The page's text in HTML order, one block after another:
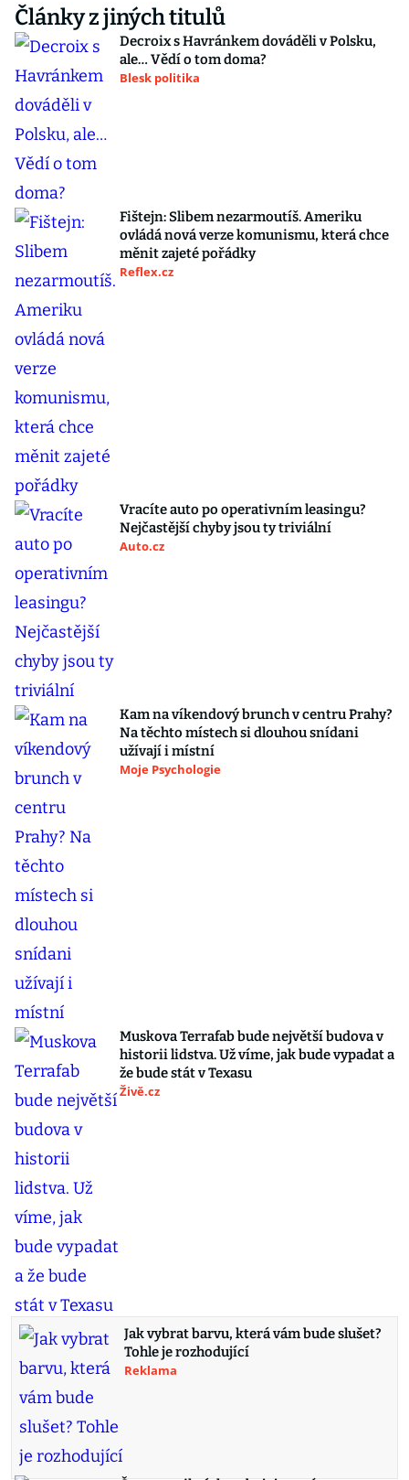
Články z jiných titulů
Decroix s Havránkem dováděli v Polsku,
ale… Vědí o tom doma?
Blesk politika
Fištejn: Slibem nezarmoutíš. Ameriku
ovládá nová verze komunismu, která chce
měnit zajeté pořádky
Reflex.cz
Vracíte auto po operativním leasingu?
Nejčastější chyby jsou ty triviální
Auto.cz
Kam na víkendový brunch v centru Prahy?
Na těchto místech si dlouhou snídani
užívají i místní
Moje Psychologie
Muskova Terrafab bude největší budova v
historii lidstva. Už víme, jak bude vypadat a
že bude stát v Texasu
Živě.cz
Jak vybrat barvu, která vám bude slušet?
Tohle je rozhodující
Reklama